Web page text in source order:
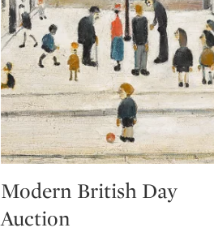
Type: auction
Modern British Day
Auction